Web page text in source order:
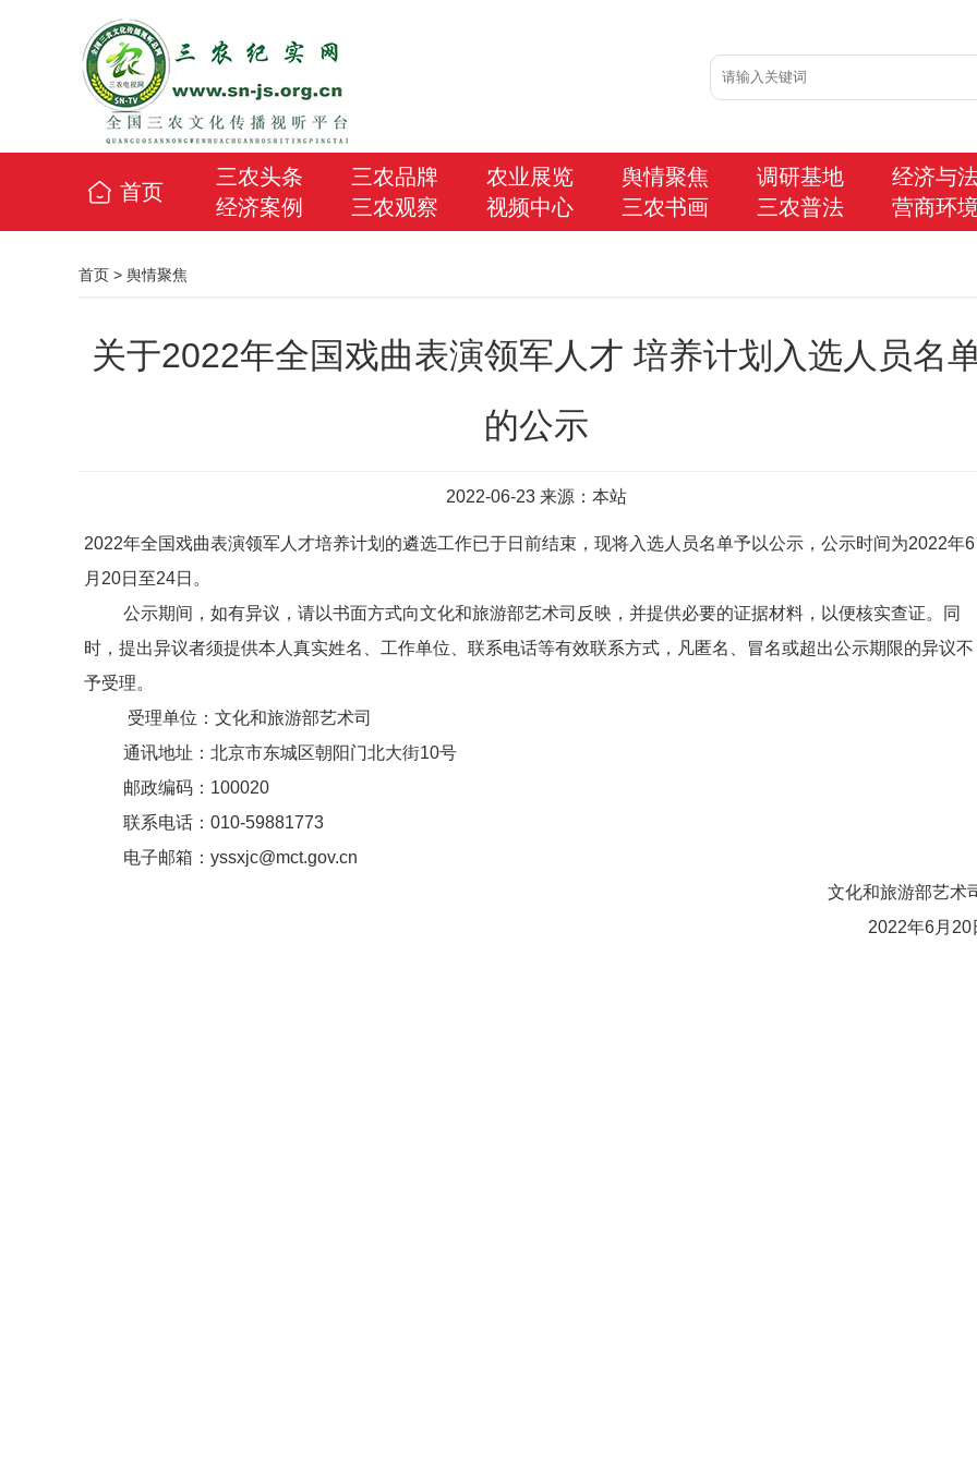
首页
三农头条 三农品牌 农业展览 舆情聚焦 调研基地
经济与
经济案例
三农观察 视频中心 三农书画 三农普法 营商环
首页 > 舆情聚焦
关于2022年全国戏曲表演领军人才 培养计划入选人员名
的公示
2022-06-23 来源：本站
2022年全国戏曲表演领军人才培养计划的遴选工作已于日前结束，现将入选人员名单予以公示，公示时间为2022年6
月20日至24日。
公示期间，如有异议，请以书面方式向文化和旅游部艺术司反映，并提供必要的证据材料，以便核实查证。同
时，提出异议者须提供本人真实姓名、工作单位、联系电话等有效联系方式，凡匿名、冒名或超出公示期限的异议不
予受理。
受理单位：文化和旅游部艺术司
通讯地址：北京市东城区朝阳门北大街10号
邮政编码：100020
联系电话：010-59881773
电子邮箱：yssxjc@mct.gov.cn
文化和旅游部艺术
2022年6月20